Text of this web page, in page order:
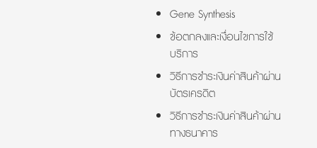
Gene Synthesis
ข้อตกลงและเงื่อนไขการใช้
บริการ
วิธีการชำระเงินค่าสินค้าผ่าน
บัตรเครดิต
วิธีการชำระเงินค่าสินค้าผ่าน
ทางธนาคาร